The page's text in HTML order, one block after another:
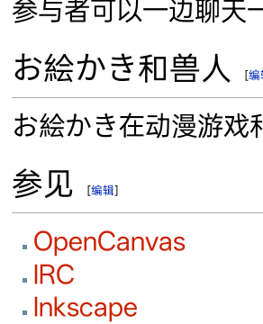
参与者可以一边聊天
お絵かき和兽人 [编
お絵かき在动漫游戏
参见 [编辑]
OpenCanvas
IRC
Inkscape